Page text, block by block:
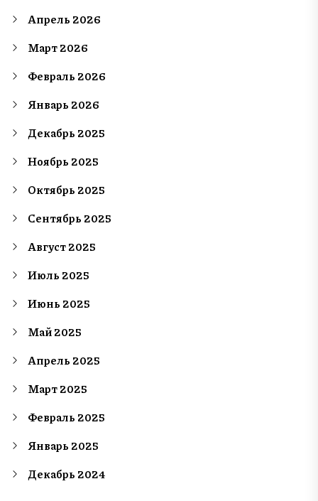
Апрель 2026
Март 2026
Февраль 2026
Январь 2026
Декабрь 2025
Ноябрь 2025
Октябрь 2025
Сентябрь 2025
Август 2025
Июль 2025
Июнь 2025
Май 2025
Апрель 2025
Март 2025
Февраль 2025
Январь 2025
Декабрь 2024